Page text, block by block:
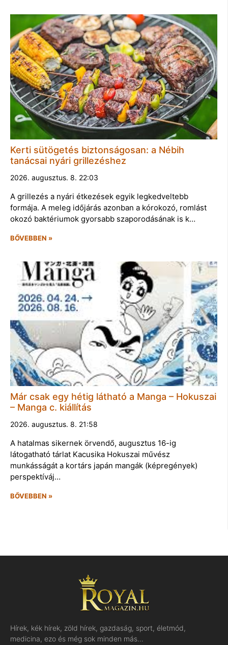
Kerti sütögetés biztonságosan: a Nébih
tanácsai nyári grillezéshez
2026. augusztus. 8. 22:03
A grillezés a nyári étkezések egyik legkedveltebb
formája. A meleg időjárás azonban a kórokozó, romlást
okozó baktériumok gyorsabb szaporodásának is k…
BŐVEBBEN »
Már csak egy hétig látható a Manga – Hokuszai
– Manga c. kiállítás
2026. augusztus. 8. 21:58
A hatalmas sikernek örvendő, augusztus 16-ig
látogatható tárlat Kacusika Hokuszai művész
munkásságát a kortárs japán mangák (képregények)
perspektíváj…
BŐVEBBEN »
Hírek, kék hírek, zöld hírek, gazdaság, sport, életmód,
medicina, ezo és még sok minden más…